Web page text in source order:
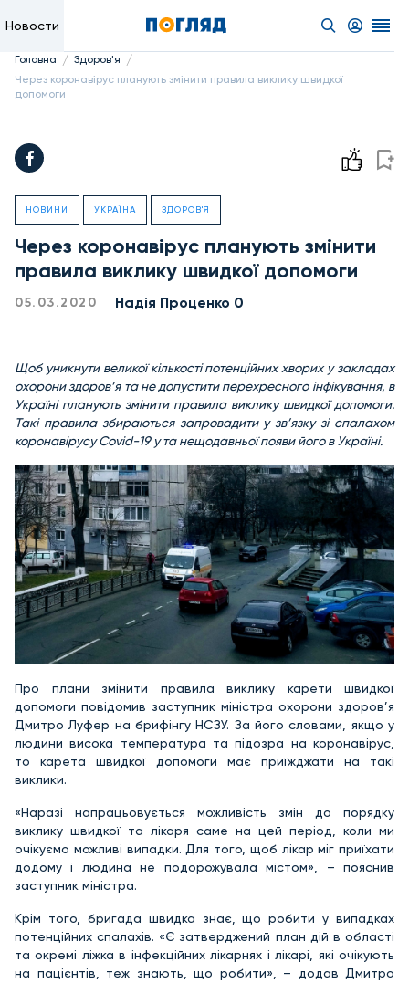
Новости
Головна / Здоров'я /
Через коронавірус планують змінити правила виклику швидкої
допомоги
НОВИНИ УКРАЇНА ЗДОРОВ'Я
Через коронавірус планують змінити
правила виклику швидкої допомоги
05.03.2020 Надiя Проценко 0
Щоб уникнути великої кількості потенційних хворих у закладах
охорони здоров’я та не допустити перехресного інфікування, в
Україні планують змінити правила виклику швидкої допомоги.
Такі правила збираються запровадити у зв’язку зі спалахом
коронавірусу Covid-19 у та нещодавньої появи його в Україні.
Про плани змінити правила виклику карети швидкої
допомоги повідомив заступник міністра охорони здоров’я
Дмитро Луфер на брифінгу НСЗУ. За його словами, якщо у
людини висока температура та підозра на коронавірус,
то карета швидкої допомоги має приїжджати на такі
виклики.
«Наразі напрацьовується можливість змін до порядку
виклику швидкої та лікаря саме на цей період, коли ми
очікуємо можливі випадки. Для того, щоб лікар міг приїхати
додому і людина не подорожувала містом», – пояснив
заступник міністра.
Крім того, бригада швидка знає, що робити у випадках
потенційних спалахів. «Є затверджений план дій в області
та окремі ліжка в інфекційних лікарнях і лікарі, які очікують
на пацієнтів, теж знають, що робити», – додав Дмитро